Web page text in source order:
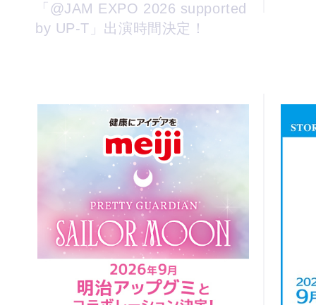
「@JAM EXPO 2026 supported
by UP-T」出演時間決定！